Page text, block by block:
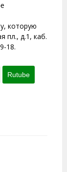
которую
пл., д.1, каб.
18.
Rutube